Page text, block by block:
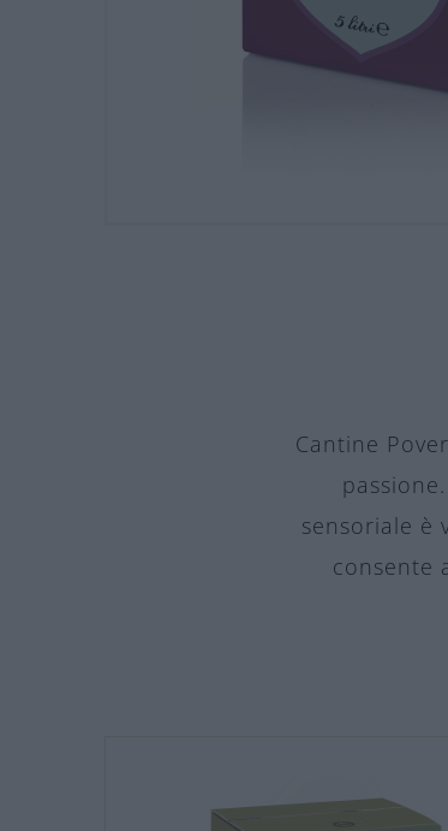
Cantine
sensoriale è
consente